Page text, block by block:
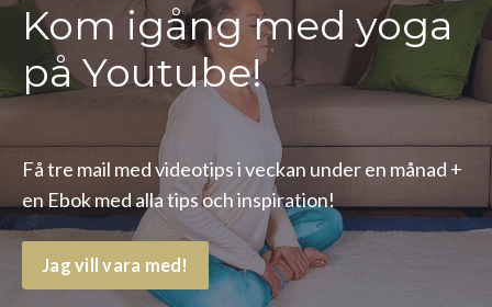
Kom igång med yoga
på Youtube!
Få tre mail med videotips i veckan under en månad +
en Ebok med alla tips och inspiration!
Jag vill vara med!